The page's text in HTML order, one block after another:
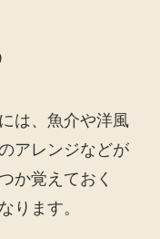
は、魚介や洋風
アレンジなどが
か覚えておく
ります。